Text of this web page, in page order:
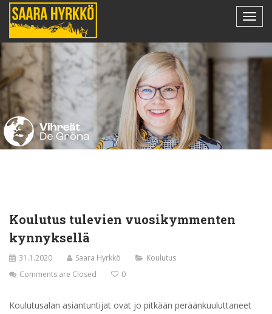
Koulutus tulevien vuosikymmenten
kynnyksellä
31.1.2020 Saara Hyrkkö
Koulutus
Comments are Closed
0
Koulutusalan asiantuntijat ovat jo pitkään peräänkuuluttaneet